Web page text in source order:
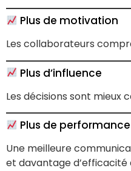
Plus de motivation
Les collaborateurs
Plus d’influence
Les décisions sont mieux
Plus de performance
Une meilleure
et davantage d’efficacité